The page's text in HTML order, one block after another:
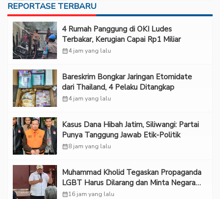
REPORTASE TERBARU
‎4 Rumah Panggung di OKI Ludes
Terbakar, Kerugian Capai Rp1 Miliar
calendar_month4 jam yang lalu
Bareskrim Bongkar Jaringan Etomidate
dari Thailand, 4 Pelaku Ditangkap
calendar_month4 jam yang lalu
Kasus Dana Hibah Jatim, Siliwangi: Partai
Punya Tanggung Jawab Etik-Politik
calendar_month8 jam yang lalu
Muhammad Kholid Tegaskan Propaganda
LGBT Harus Dilarang dan Minta Negara
Melindungi Korban
calendar_month16 jam yang lalu